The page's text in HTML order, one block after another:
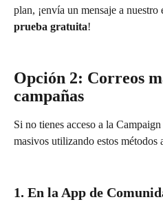
plan, ¡envía un mensaje a
prueba gratuita!
Opción 2: Correos
campañas
Si no tienes acceso a la
masivos utilizando estos métodos
1. En la App de